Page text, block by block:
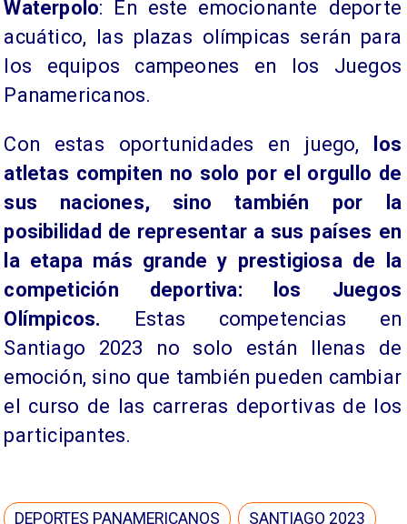
Waterpolo: En este emocionante deporte
acuático, las plazas olímpicas serán para
los equipos campeones en los Juegos
Panamericanos.
Con estas oportunidades en juego,
los
atletas compiten no solo por el orgullo de
sus naciones, sino también por la
posibilidad de representar a sus países en
la etapa más grande y prestigiosa de la
competición deportiva: los Juegos
Olímpicos.
Estas competencias en
Santiago 2023 no solo están llenas de
emoción, sino que también pueden cambiar
el curso de las carreras deportivas de los
participantes.
DEPORTES PANAMERICANOS SANTIAGO 2023